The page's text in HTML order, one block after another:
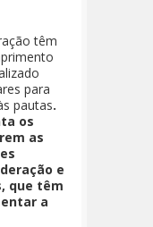
têm
para
pautas.
os
as
e
que têm
a